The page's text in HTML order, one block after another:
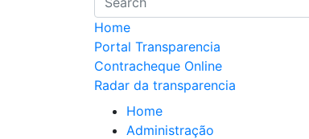
Home
Portal Transparencia
Contracheque Online
Radar da transparencia
Home
Administração